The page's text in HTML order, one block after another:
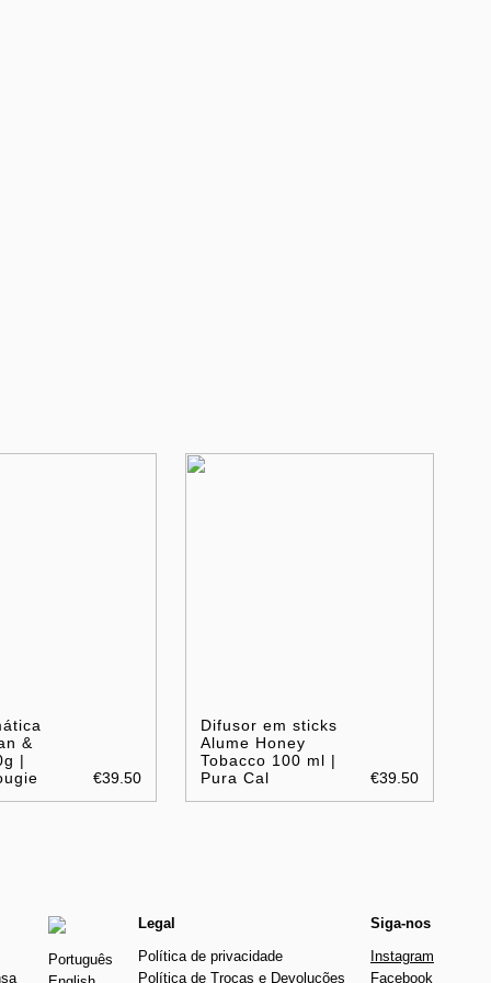
&
|
€39.50
Difusor em sticks
Alume Honey
Tobacco 100 ml |
Pura Cal
€39.50
Português
Legal
Política de privacidade
Política de Trocas e Devoluções
Siga-nos
Instagram
Facebook